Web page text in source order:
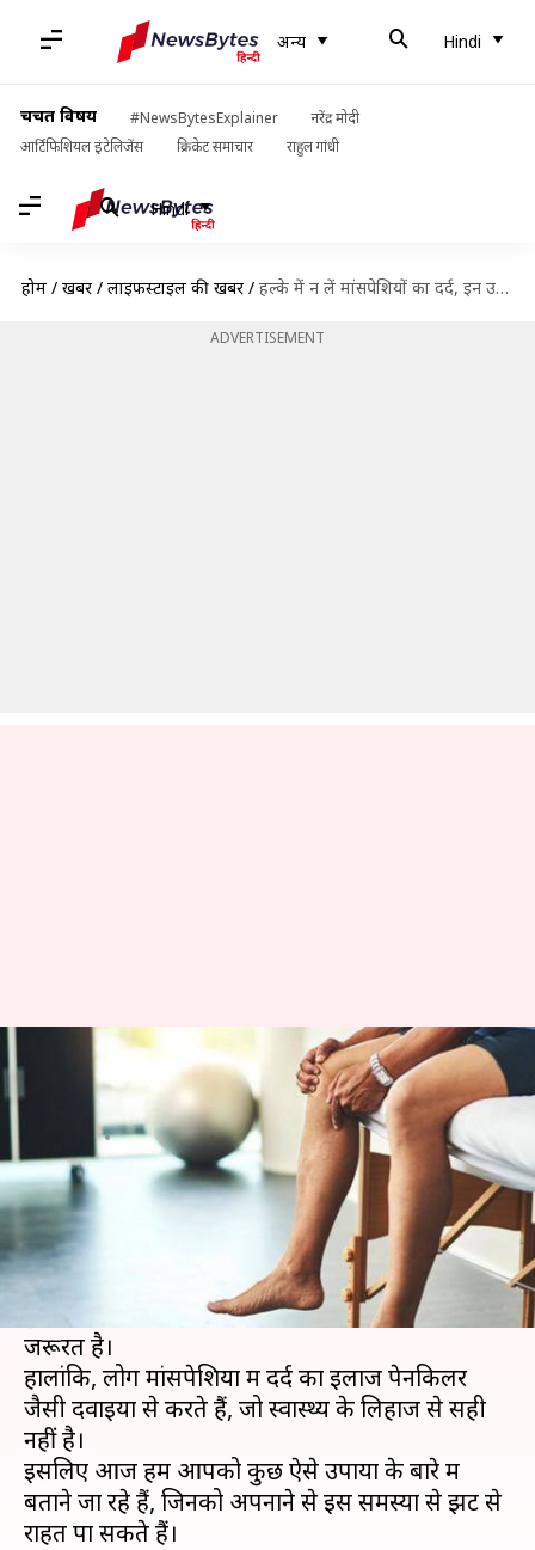
अन्य Hindi
चर्चित विषय #NewsBytesExplainer
नरेंद्र मोदी
आर्टिफिशियल इंटेलिजेंस
क्रिकेट समाचार राहुल गांधी
Hindi
होम / खबरें / लाइफस्टाइल की खबरें / हल्के में न लें मांसपेशियों का दर्द, इन उपायों को अपनाकर पाएं राहत
ADVERTISEMENT
हल्के में न लें मांसपेशियों का दर्द, इन
उपायों को अपनाकर पाएं राहत
Apr 08, 2020 06:00 am
क्या है खबर?
अगर आपको अचानक से मांसपेशियों में दर्द और खिंचाव
जैसी समस्या होने लगती है तो नजरअंदाज न करें, क्योंकि
इसके जरिए शरीर संकेत देता है कि आपको आराम की
जरूरत है।
हालांकि, लोग मांसपेशियों में दर्द का इलाज पेनकिलर
जैसी दवाइयों से करते हैं, जो स्वास्थ्य के लिहाज से सही
नहीं है।
इसलिए आज हम आपको कुछ ऐसे उपायों के बारे में
बताने जा रहे हैं, जिनको अपनाने से इस समस्या से झट से
राहत पा सकते हैं।